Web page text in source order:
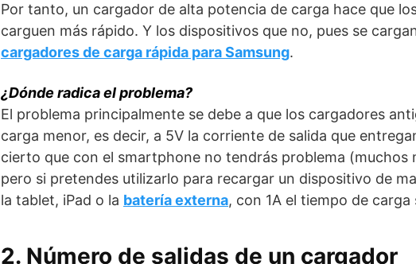
Por tanto, un cargador de alta potencia de carga hace que
carguen más rápido. Y los dispositivos que no, pues se
cargadores de carga rápida para Samsung.
¿Dónde radica el problema?
El problema principalmente se debe a que los cargadores
carga menor, es decir, a 5V la corriente de salida que
cierto que con el smartphone no tendrás problema (muchos
pero si pretendes utilizarlo para recargar un dispositivo de
la tablet, iPad o la batería externa, con 1A el tiempo de carga
2. Número de salidas de un cargador